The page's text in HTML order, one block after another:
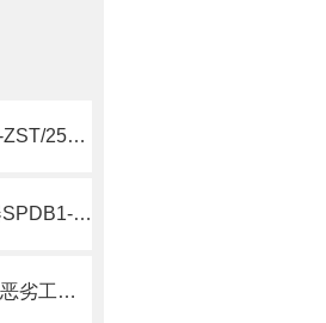
氧气防回火安全阀RPL-40-16-ZST/250/FL说明
瑞典Hagglunds 赫格隆编码器SPDB1-1000-BT介绍
VEGA 料位计在露天矿场实现恶劣工况下的精准测量